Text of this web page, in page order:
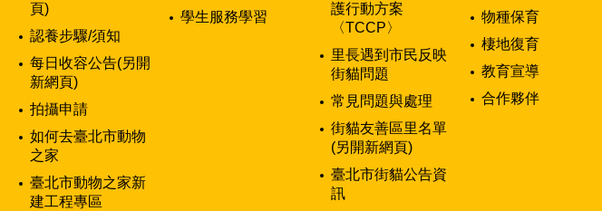
頁)
認養步驟/須知
每日收容公告(另開
新網頁)
拍攝申請
如何去臺北市動物
之家
臺北市動物之家新
建工程專區
學生服務學習
護行動方案
〈TCCP〉
里長遇到市民反映
街貓問題
常見問題與處理
街貓友善區里名單
(另開新網頁)
臺北市街貓公告資
訊
物種保育
棲地復育
教育宣導
合作夥伴